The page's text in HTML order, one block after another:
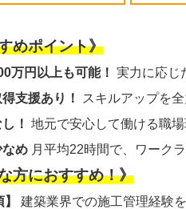
めポイント》
万円以上も可能！ 実力に応じ
支援あり！
スキルアップを
！ 地元で安心して働ける職場
め 月平均22時間で、ワーク
方におすすめ！》
建築業界での施工管理経験